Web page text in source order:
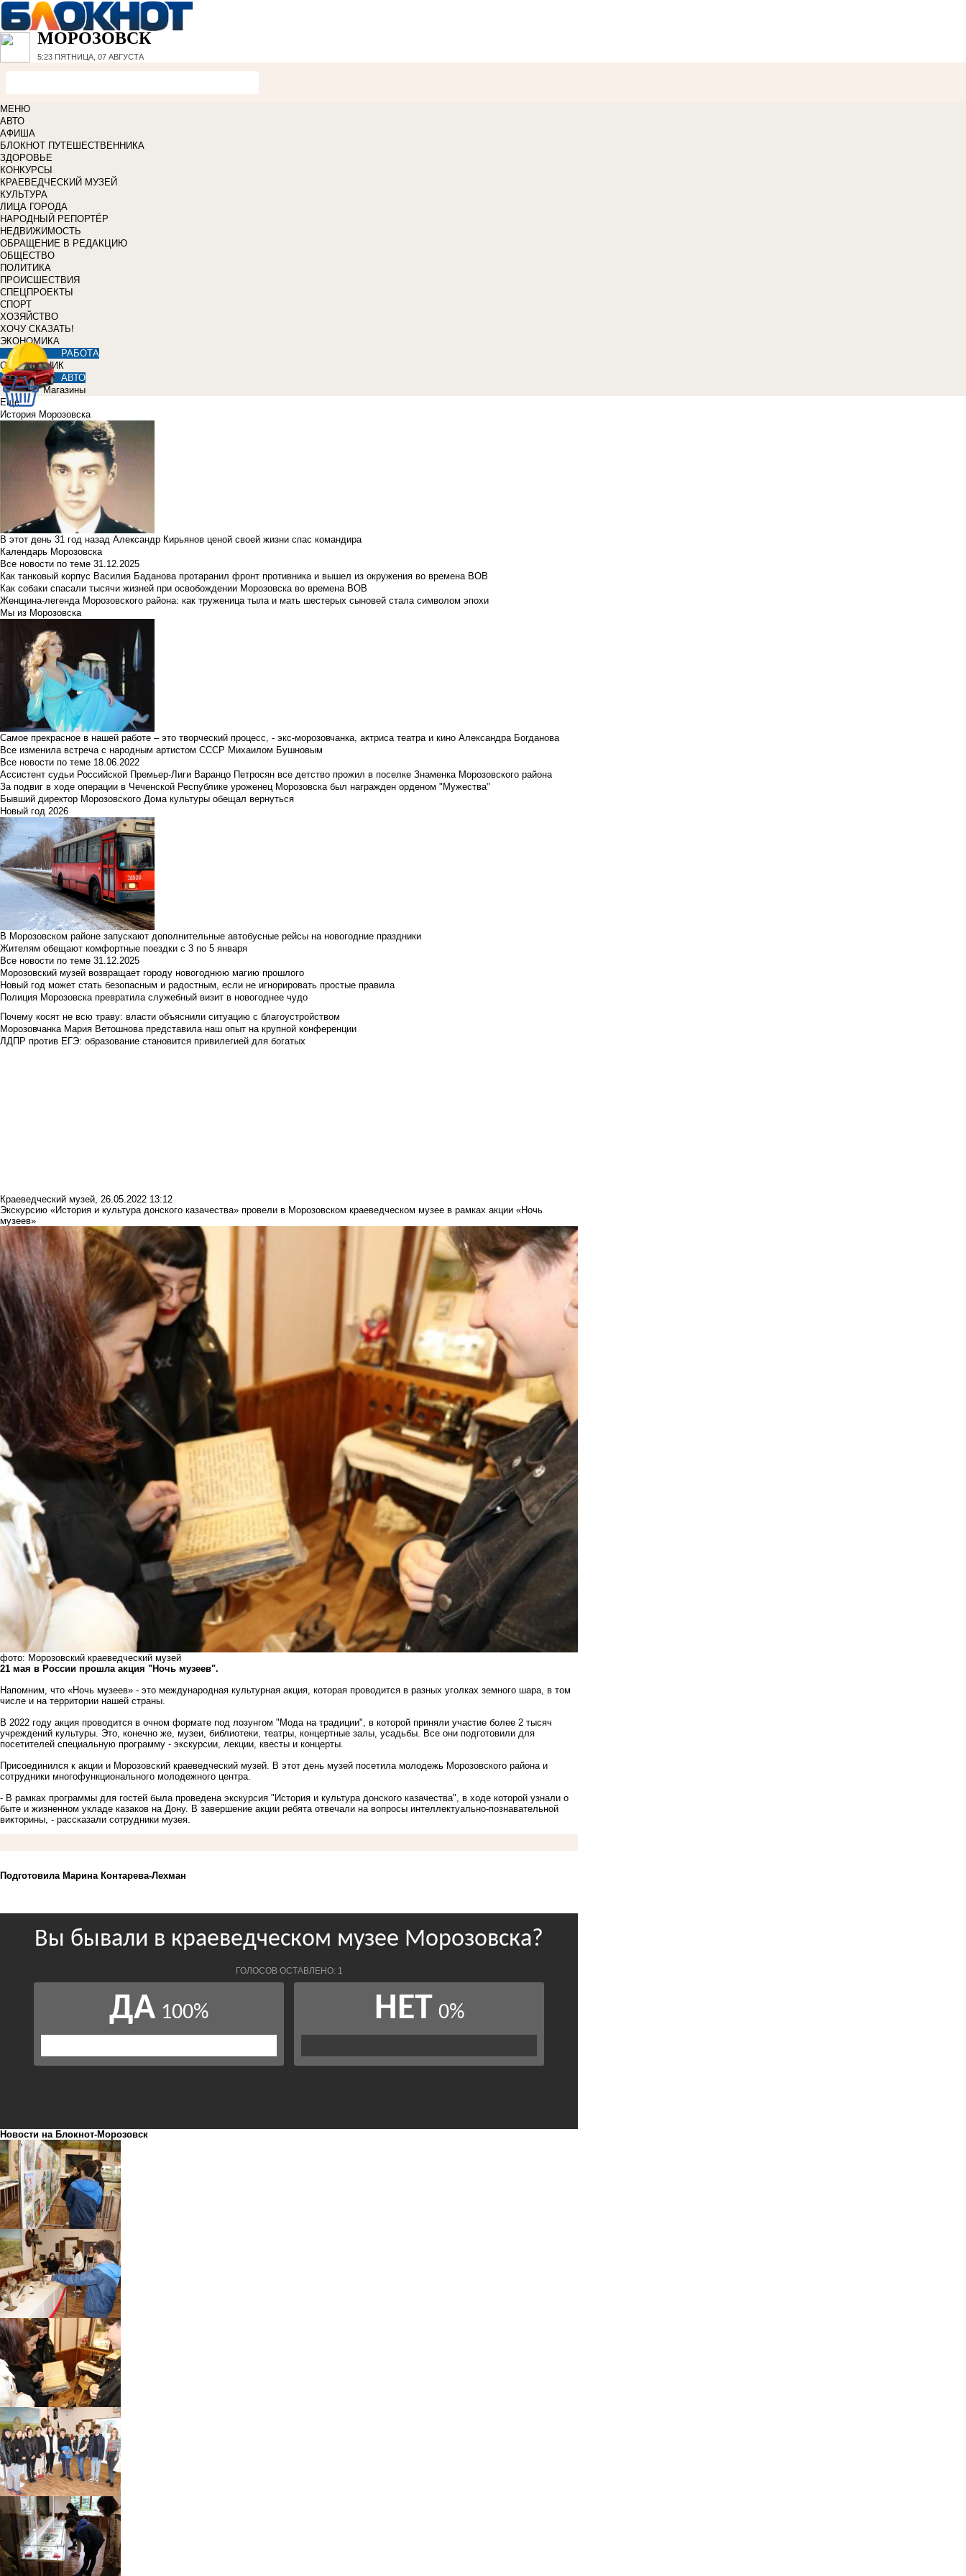
МОРОЗОВСК
5:23 ПЯТНИЦА, 07 АВГУСТА
МЕНЮ
АВТО
АФИША
БЛОКНОТ ПУТЕШЕСТВЕННИКА
ЗДОРОВЬЕ
КОНКУРСЫ
КРАЕВЕДЧЕСКИЙ МУЗЕЙ
КУЛЬТУРА
ЛИЦА ГОРОДА
НАРОДНЫЙ РЕПОРТЁР
НЕДВИЖИМОСТЬ
ОБРАЩЕНИЕ В РЕДАКЦИЮ
ОБЩЕСТВО
ПОЛИТИКА
ПРОИСШЕСТВИЯ
СПЕЦПРОЕКТЫ
СПОРТ
ХОЗЯЙСТВО
ХОЧУ СКАЗАТЬ!
ЭКОНОМИКА
РАБОТА
СПРАВОЧНИК
АВТО
Магазины
Еще
История Морозовска
В этот день 31 год назад Александр Кирьянов ценой своей жизни спас командира
Календарь Морозовска
Все новости по теме 31.12.2025
Как танковый корпус Василия Баданова протаранил фронт противника и вышел из окружения во времена ВОВ
Как собаки спасали тысячи жизней при освобождении Морозовска во времена ВОВ
Женщина-легенда Морозовского района: как труженица тыла и мать шестерых сыновей стала символом эпохи
Мы из Морозовска
Самое прекрасное в нашей работе – это творческий процесс, - экс-морозовчанка, актриса театра и кино Александра Богданова
Все изменила встреча с народным артистом СССР Михаилом Бушновым
Все новости по теме 18.06.2022
Ассистент судьи Российской Премьер-Лиги Варанцо Петросян все детство прожил в поселке Знаменка Морозовского района
За подвиг в ходе операции в Чеченской Республике уроженец Морозовска был награжден орденом "Мужества"
Бывший директор Морозовского Дома культуры обещал вернуться
Новый год 2026
В Морозовском районе запускают дополнительные автобусные рейсы на новогодние праздники
Жителям обещают комфортные поездки с 3 по 5 января
Все новости по теме 31.12.2025
Морозовский музей возвращает городу новогоднюю магию прошлого
Новый год может стать безопасным и радостным, если не игнорировать простые правила
Полиция Морозовска превратила служебный визит в новогоднее чудо
Почему косят не всю траву: власти объяснили ситуацию с благоустройством
Морозовчанка Мария Ветошнова представила наш опыт на крупной конференции
ЛДПР против ЕГЭ: образование становится привилегией для богатых
Краеведческий музей, 26.05.2022 13:12
Экскурсию «История и культура донского казачества» провели в Морозовском краеведческом музее в рамках акции «Ночь
музеев»
фото: Морозовский краеведческий музей
21 мая в России прошла акция "Ночь музеев".
Напомним, что «Ночь музеев» - это международная культурная акция, которая проводится в разных уголках земного шара, в том
числе и на территории нашей страны.
В 2022 году акция проводится в очном формате под лозунгом "Мода на традиции", в которой приняли участие более 2 тысяч
учреждений культуры. Это, конечно же, музеи, библиотеки, театры, концертные залы, усадьбы. Все они подготовили для
посетителей специальную программу - экскурсии, лекции, квесты и концерты.
Присоединился к акции и Морозовский краеведческий музей. В этот день музей посетила молодежь Морозовского района и
сотрудники многофункционального молодежного центра.
- В рамках программы для гостей была проведена экскурсия "История и культура донского казачества", в ходе которой узнали о
быте и жизненном укладе казаков на Дону. В завершение акции ребята отвечали на вопросы интеллектуально-познавательной
викторины, - рассказали сотрудники музея.
Подготовила Марина Контарева-Лехман
Новости на Блoкнoт-Морозовск